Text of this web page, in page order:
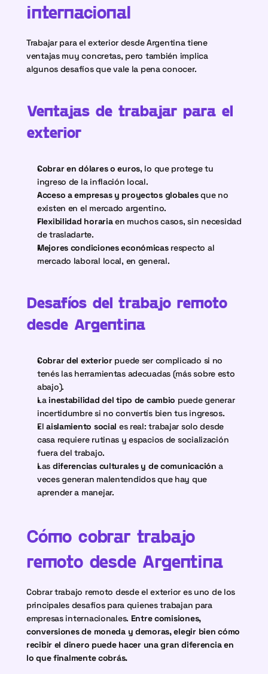
internacional
Trabajar para el exterior desde Argentina tiene
ventajas muy concretas, pero también implica
algunos desafíos que vale la pena conocer.
Ventajas de trabajar para el
exterior
Cobrar en dólares o euros, lo que protege tu
ingreso de la inflación local.
Acceso a empresas y proyectos globales que no
existen en el mercado argentino.
Flexibilidad horaria en muchos casos, sin necesidad
de trasladarte.
Mejores condiciones económicas respecto al
mercado laboral local, en general.
Desafíos del trabajo remoto
desde Argentina
Cobrar del exterior puede ser complicado si no
tenés las herramientas adecuadas (más sobre esto
abajo).
La inestabilidad del tipo de cambio puede generar
incertidumbre si no convertís bien tus ingresos.
El aislamiento social es real: trabajar solo desde
casa requiere rutinas y espacios de socialización
fuera del trabajo.
Las diferencias culturales y de comunicación a
veces generan malentendidos que hay que
aprender a manejar.
Cómo cobrar trabajo
remoto desde Argentina
Cobrar trabajo remoto desde el exterior es uno de los
principales desafíos para quienes trabajan para
empresas internacionales. Entre comisiones,
conversiones de moneda y demoras, elegir bien cómo
recibir el dinero puede hacer una gran diferencia en
lo que finalmente cobrás.